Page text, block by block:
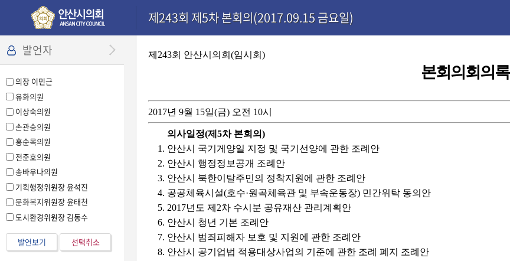
본문으로 바로가기
기능메뉴 메뉴 바로가기
설정메뉴 메뉴 바로가기
제243회 제5차 본회의(2017.09.15 금요일)
발언자
의장 이민근
유화의원
이상숙의원
손관승의원
홍순목의원
전준호의원
송바우나의원
기획행정위원장 윤석진
문화복지위원장 윤태천
도시환경위원장 김동수
발언보기 선택취소
제243회 안산시의회(임시회)
본회의회의록
2017년 9월 15일(금) 오전 10시
의사일정(제5차 본회의)
1. 안산시 국기게양일 지정 및 국기선양에 관한 조례안
2. 안산시 행정정보공개 조례안
3. 안산시 북한이탈주민의 정착지원에 관한 조례안
4. 공공체육시설(호수·원곡체육관 및 부속운동장) 민간위탁 동의안
5. 2017년도 제2차 수시분 공유재산 관리계획안
6. 안산시 청년 기본 조례안
7. 안산시 범죄피해자 보호 및 지원에 관한 조례안
8. 안산시 공기업법 적용대상사업의 기준에 관한 조례 폐지 조례안